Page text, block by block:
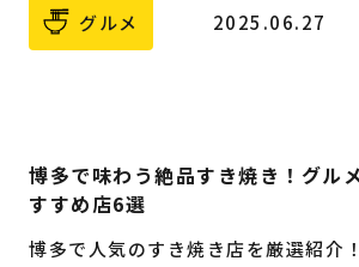
グルメ 2025.06.27
博多で味わう絶品すき焼き！グル
すすめ店6選
博多で人気のすき焼き店を厳選紹介